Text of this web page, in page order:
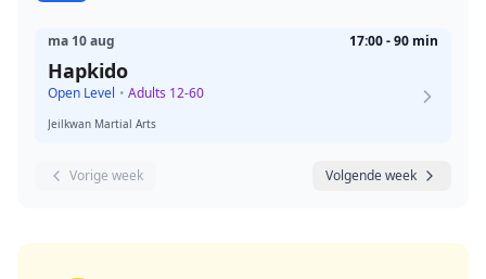
ma 10 aug 17:00 - 90 min
Hapkido
Open Level • Adults 12-60
Jeilkwan Martial Arts
Vorige week Volgende week